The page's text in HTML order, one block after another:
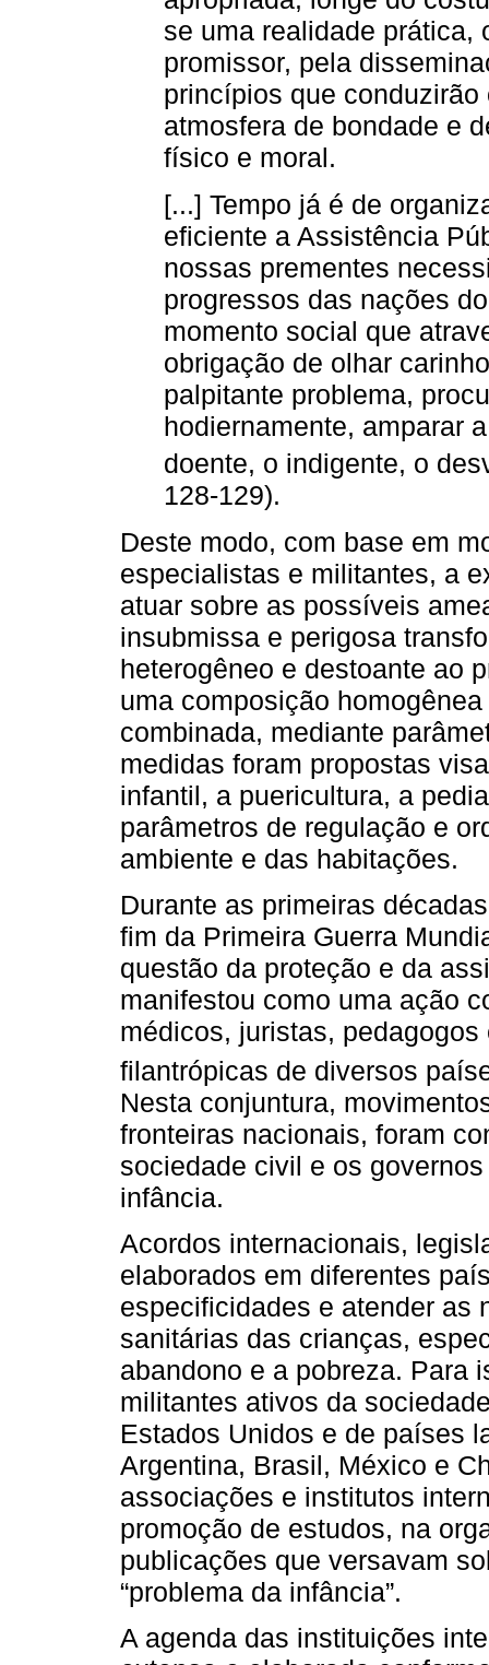
se uma realidade prática,
promissor, pela
princípios que
atmosfera de bondade e
físico e moral.
[...] Tempo já é de
eficiente a Assistência
nossas prementes
progressos das nações
momento social que
obrigação de olhar
palpitante problema,
hodiernamente, amparar
doente, o indigente, o
128-129).
Deste modo, com base em
especialistas e militantes, a
atuar sobre as possíveis
insubmissa e perigosa
heterogêneo e destoante ao
uma composição
combinada, mediante
medidas foram propostas
infantil, a puericultura, a
parâmetros de regulação e
ambiente e das habitações.
Durante as primeiras
fim da Primeira Guerra
questão da proteção e da
manifestou como uma ação
médicos, juristas,
filantrópicas de diversos
Nesta conjuntura,
fronteiras nacionais, foram
sociedade civil e os
infância.
Acordos internacionais,
elaborados em diferentes
especificidades e atender as
sanitárias das crianças,
abandono e a pobreza. Para
militantes ativos da
Estados Unidos e de países
Argentina, Brasil, México e
associações e institutos
promoção de estudos, na
publicações que versavam
“problema da infância”.
A agenda das instituições